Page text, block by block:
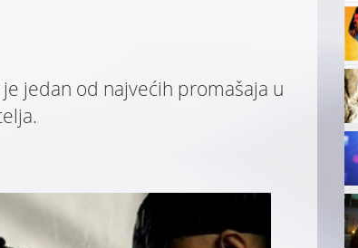
jedan od najvećih promašaja u